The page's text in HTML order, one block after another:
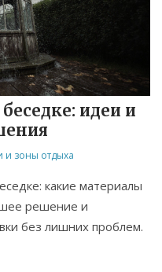
идеи и
и зоны отдыха
какие материалы
решение и
без лишних проблем.